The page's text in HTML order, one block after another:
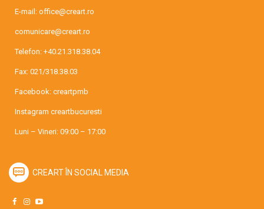
E-mail: office@creart.ro
comunicare@creart.ro
Telefon: +40.21.318.38.04
Fax: 021/318.38.03
Facebook: creartpmb
Instagram creartbucuresti
Luni – Vineri: 09:00 – 17:00
CREART ÎN SOCIAL MEDIA